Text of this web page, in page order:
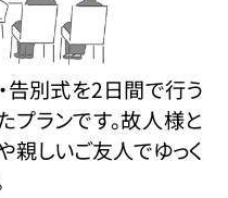
告別式を2日間で行う
ランです。故人様と
親しいご友人でゆっく